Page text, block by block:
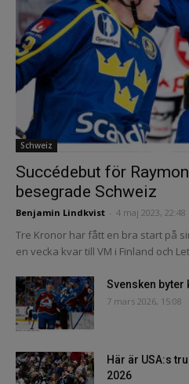
Schweiz
Succédebut för
besegrade Schweiz
Benjamin Lindkvist 4 maj 2023, 22:48
Tre Kronor har fått en bra start på
en vecka kvar till VM i Finland och
Svensken byter
7 mars 2026, 15:08
Här är USA:s
2026